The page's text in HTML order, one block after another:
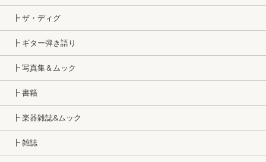
┣ ザ・ディグ
┣ ギター弾き語り
┣ 写真集＆ムック
┣ 書籍
┣ 楽器雑誌&ムック
┣ 雑誌